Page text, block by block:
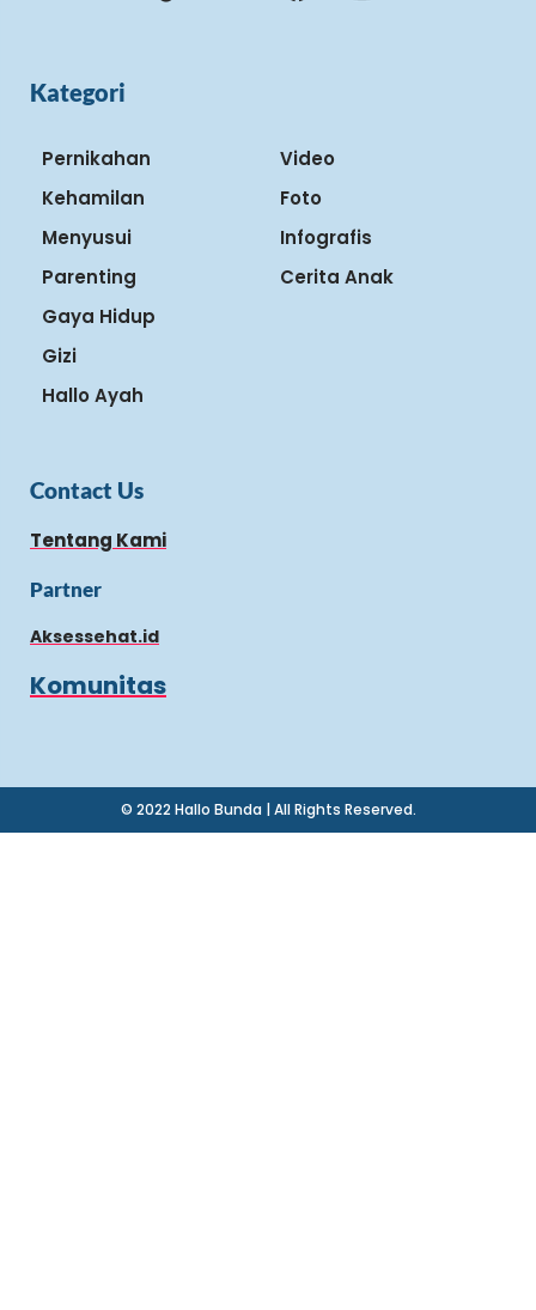
Kategori
Pernikahan
Kehamilan
Menyusui
Parenting
Gaya Hidup
Gizi
Hallo Ayah
Video
Foto
Infografis
Cerita Anak
Contact Us
Tentang Kami
Partner
Aksessehat.id
Komunitas
© 2022 Hallo Bunda | All Rights Reserved.